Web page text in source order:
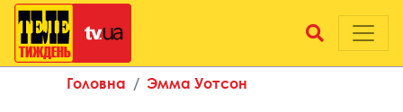
Головна Эмма Уотсон